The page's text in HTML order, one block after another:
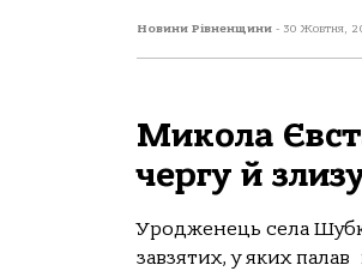
Новини Рівненщини - 30 Жовтня,
Микола
чергу й
Уродженець села
завзятих, у яких